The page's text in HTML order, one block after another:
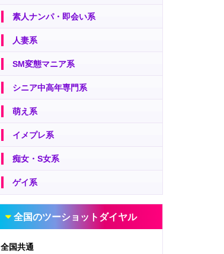
素人ナンパ・即会い系
人妻系
SM変態マニア系
シニア中高年専門系
萌え系
イメプレ系
痴女・S女系
ゲイ系
全国のツーショットダイヤル
全国共通